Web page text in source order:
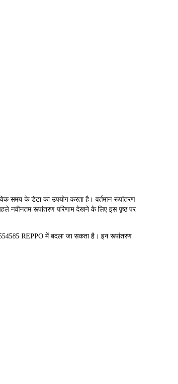
समय के डेटा का उपयोग करता है। वर्तमान रूपांतरण
नवीनतम रूपांतरण परिणाम देखने के लिए इस पृष्ठ पर
REPPO में बदला जा सकता है। इन रूपांतरण